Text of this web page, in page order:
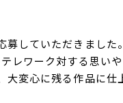
募していただきました
レワーク対する思い
大変心に残る作品に仕